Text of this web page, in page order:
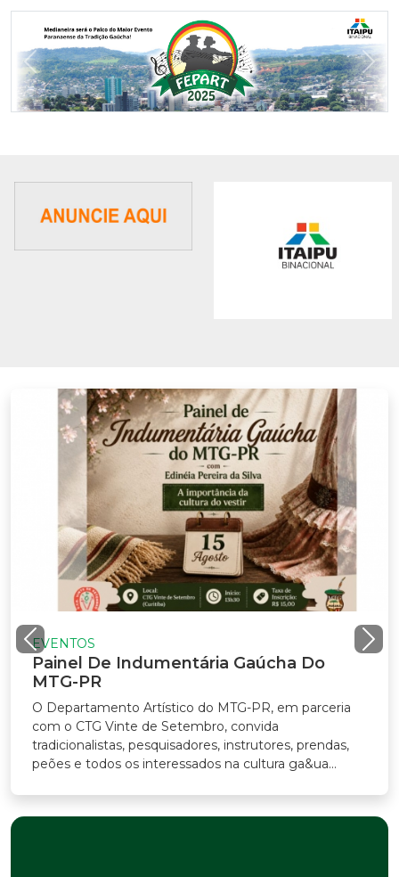
Previous
De Indumentária Gaúcha Do
PR
Departamento Artístico do MTG-PR, em parceria
o CTG Vinte de Setembro, convida
pesquisadores, instrutores, prendas,
e todos os interessados na cultura ga&ua...